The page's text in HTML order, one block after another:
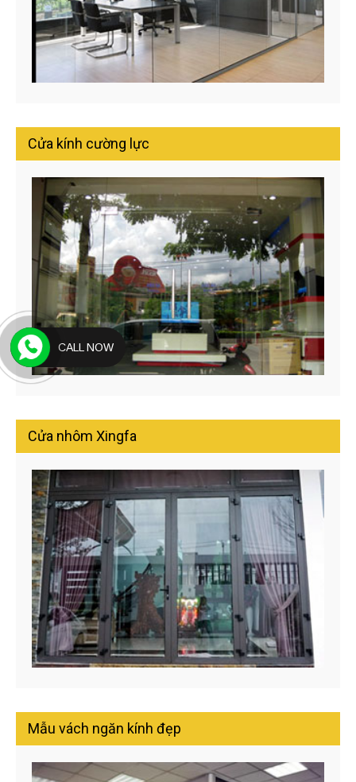
Cửa kính cường lực
Cửa nhôm Xingfa
Mẫu vách ngăn kính đẹp
CALL NOW